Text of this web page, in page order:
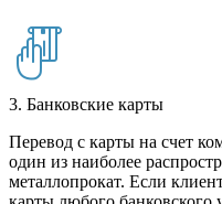
3. Банковские карты
Перевод с карты на счет
один из наиболее
металлопрокат. Если